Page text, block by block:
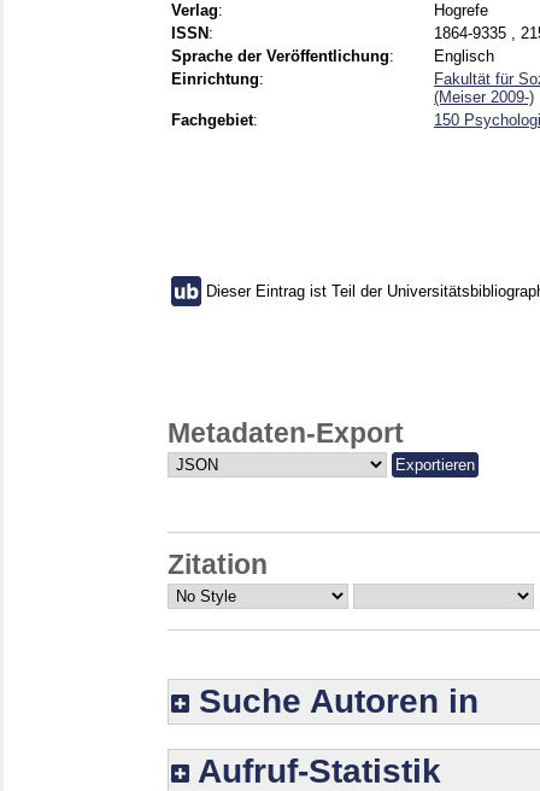
Verlag:
Hogrefe
ISSN :
1864-9335 ,
Sprache der Veröffentlichung:
Englisch
Einrichtung:
Fakultät für
(Meiser 2009-)
Fachgebiet: 150
Dieser Eintrag ist Teil der
Metadaten-Export
Zitation
Suche Autoren in
Aufruf-Statistik